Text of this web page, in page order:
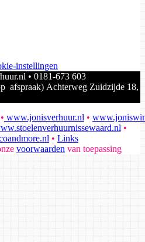
instellingen
• 0181-673 603
afspraak) Achterweg Zuidzijde 18,
• www.jonisverhuur.nl •
•
• Links
voorwaarden van toepassing